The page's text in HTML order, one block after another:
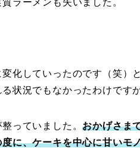
ラーメンも失いました。
化していったのです（笑）
状況でもなかったわけですが
っていました。おかげさま
に、ケーキを中心に甘いモ